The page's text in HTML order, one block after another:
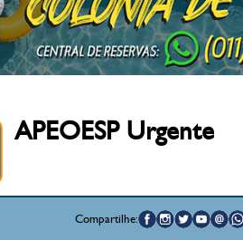
APEOESP Urgente
Compartilhe: